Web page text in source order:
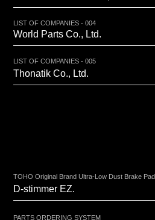
LIST OF COMPANIES - 004
World Parts Co., Ltd.
LIST OF COMPANIES - 005
Thonatik Co., Ltd.
TOHO Original Brand Ultra-Low Dust Brake Pad
D-stimmer EZ.
PARTS ORDERING SYSTEM